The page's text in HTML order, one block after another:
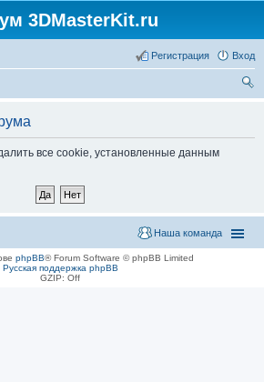
3DMasterKit.ru
Вход
Регистрация
все cookie, установленные данным
Наша команда
phpBB® Forum Software © phpBB Limited
Русская поддержка phpBB
GZIP: Off